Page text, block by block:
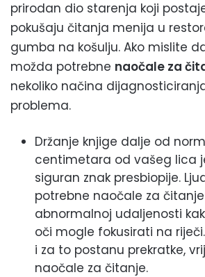
prirodan dio starenja koji
pokušaju čitanja menija u
gumba na košulju. Ako mislite
možda potrebne naočale za
nekoliko načina
problema.
Držanje knjige dalje od
centimetara od vašeg lica
siguran znak presbiopije.
potrebne naočale za
abnormalnoj udaljenosti
oči mogle fokusirati na
i za to postanu prekratke,
naočale za čitanje.